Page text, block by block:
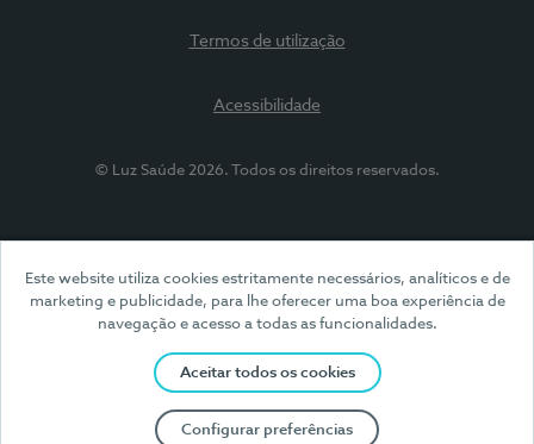
Este website utiliza cookies estritamente necessários, analíticos e de
marketing e publicidade, para lhe oferecer uma boa experiência de
navegação e acesso a todas as funcionalidades.
Aceitar todos os cookies
Configurar preferências
Termos de utilização
Acessibilidade
© Luz Saúde 2026. Todos os direitos reservados.